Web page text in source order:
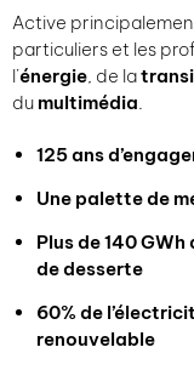
Active
particuliers et les
l’énergie, de la
du multimédia.
125 ans
Une palette de
Plus de 140
de desserte
60% de
renouvelable